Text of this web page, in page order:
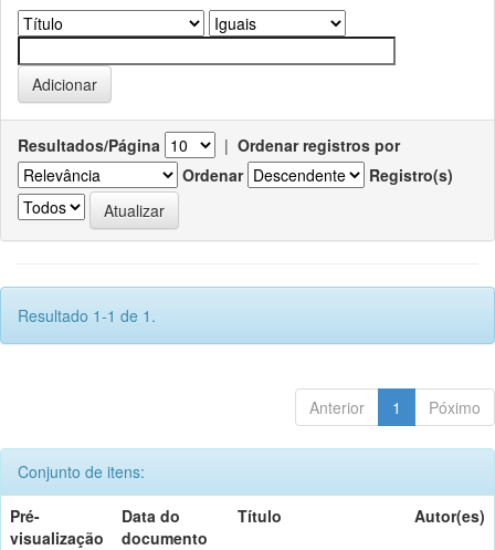
Resultados/Página | Ordenar registros por
Ordenar
Registro(s)
Resultado 1-1 de 1.
Anterior 1 Póximo
Conjunto de itens:
Pré-
visualização
Data do
documento
Título Autor(es)